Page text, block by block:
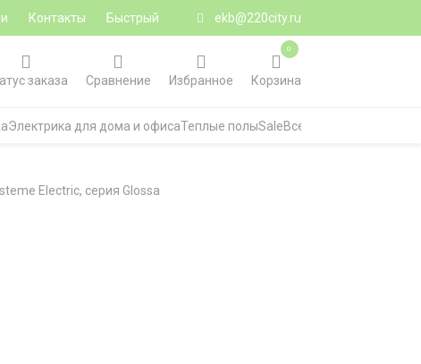
Контакты
Быстрый
ekb@220city.ru
заказа Сравнение Избранное Корзина
0
Электрика для дома и офисаТеплые полыSaleВсе категории
Electric, серия Glossa